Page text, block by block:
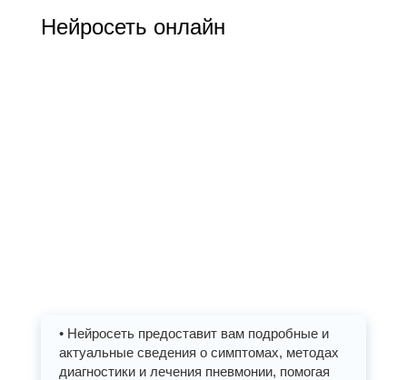
Нейросеть онлайн
• Нейросеть предоставит вам подробные и
актуальные сведения о симптомах, методах
диагностики и лечения пневмонии, помогая